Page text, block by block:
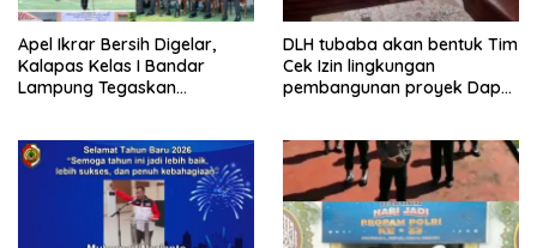
Apel Ikrar Bersih Digelar,
Kalapas Kelas I Bandar
Lampung Tegaskan
DLH tubaba akan bentuk Tim
Cek Izin lingkungan
pembangunan proyek Dapur